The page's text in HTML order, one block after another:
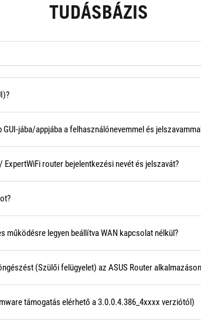
TUDÁSBÁZIS
jába/appjába a felhasználónevemmel és
router bejelentkezési nevét és jelszavát?
működésre legyen beállítva WAN kapcsolat nélkül?
(Szülői felügyelet) az ASUS Router
támogatás elérhető a 3.0.0.4.386_4xxxx verziótól)